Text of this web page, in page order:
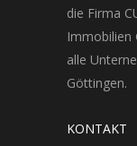
die Firma
Immobilien
alle
Göttingen.
KONTAKT